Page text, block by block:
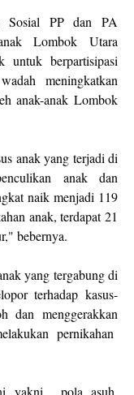
Sosial PP dan PA
Lombok Utara
untuk berpartisipasi
meningkatkan
anak-anak Lombok
anak yang terjadi di
anak dan
naik menjadi 119
anak, terdapat 21
bebernya.
yang tergabung di
terhadap kasus-
dan menggerakkan
pernikahan
yakni pola asuh,